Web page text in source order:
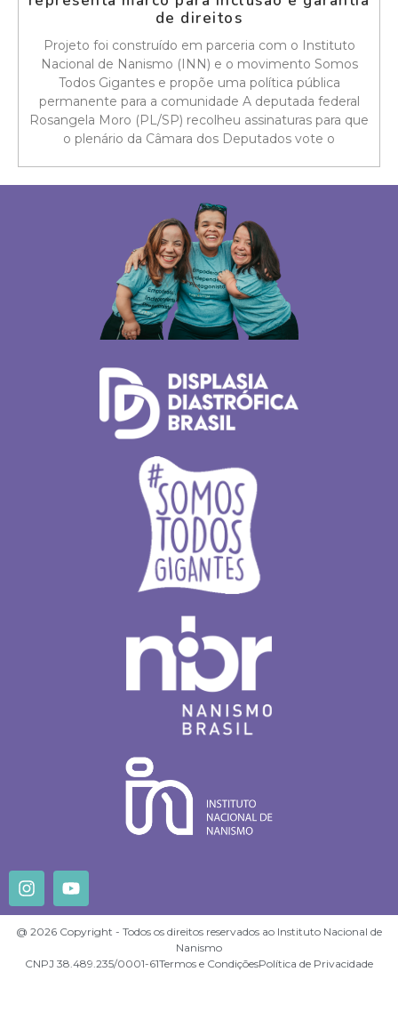
de direitos
Projeto foi construído em parceria com o Instituto
Nacional de Nanismo (INN) e o movimento Somos
Todos Gigantes e propõe uma política pública
permanente para a comunidade A deputada federal
Rosangela Moro (PL/SP) recolheu assinaturas para que
o plenário da Câmara dos Deputados vote o
@ 2026 Copyright - Todos os direitos reservados ao Instituto Nacional de
Nanismo
CNPJ 38.489.235/0001-61Termos e CondiçõesPolítica de Privacidade